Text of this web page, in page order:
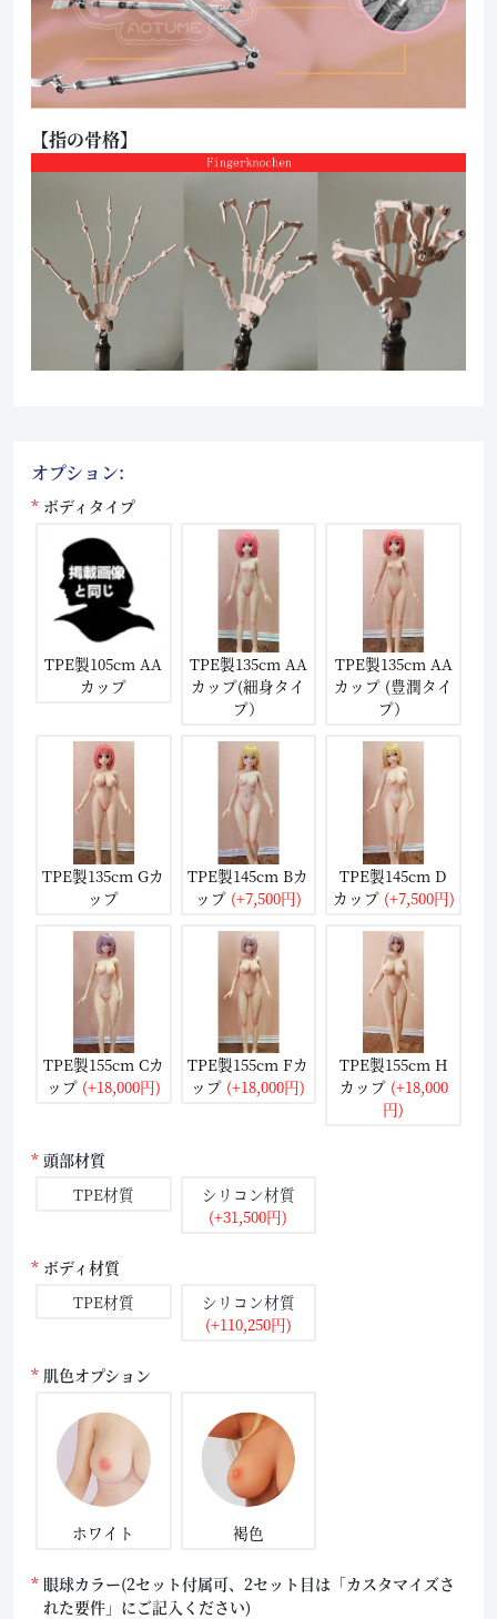
【指の骨格】
オプション:
ボディタイプ
TPE製105cm AA
カップ
TPE製135cm AA
カップ(細身タイ
プ）
TPE製135cm AA
カップ (豊潤タイ
プ）
TPE製135cm Gカ
ップ
TPE製145cm Bカ
ップ(+7,500円)
TPE製145cm D
カップ(+7,500円)
TPE製155cm Cカ
ップ(+18,000円)
TPE製155cm Fカ
ップ (+18,000円)
TPE製155cm H
カップ(+18,000
円)
頭部材質
TPE材質
シリコン材質
(+31,500円)
ボディ材質
TPE材質
シリコン材質
(+110,250円)
肌色オプション
ホワイト 褐色
眼球カラー(2セット付属可、2セット目は「カスタマイズさ
れた要件」にご記入ください)